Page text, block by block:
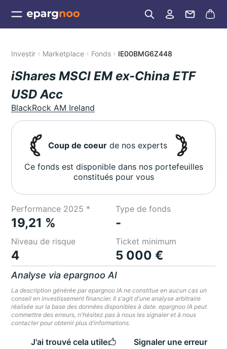
Investir Marketplace Fonds IE00BMG6Z448
iShares MSCI EM ex-China ETF
USD Acc
BlackRock AM Ireland
Coup de coeur de nos experts
Ce fonds est disponible dans nos portefeuilles
constitués pour vous
Performance 2025 *
19,21 %
Type de fonds
-
Niveau de risque
4
Ticket minimum
5 000 €
Analyse via epargnoo AI
La description générée par epargnoo IA ne constitue en aucun cas un
conseil en investissement financier. Il s'agit d'une analyse arbitraire
réalisée sur la base des données disponibles à date. epargnoo IA peut
commettre des erreurs, n'hésitez pas à nous les signaler et à nous
contacter pour obtenir plus d'informations.
J'ai trouvé cela utile Signaler une erreur